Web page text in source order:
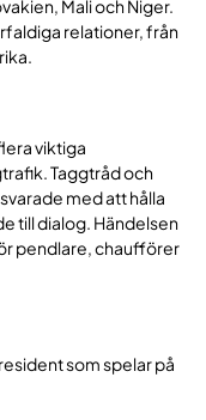
Mali och Niger.
relationer, från
viktiga
Taggtråd och
med att hålla
till dialog. Händelsen
pendlare, chaufförer
som spelar på